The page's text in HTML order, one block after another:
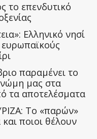
το επενδυτικό
Ελληνικό νησί
παραμένει το
μας στα
τα αποτελέσματα
Το «παρών»
ποιοι θέλουν